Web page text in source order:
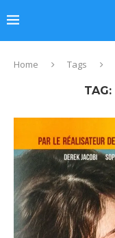
Home Tags
TAG: